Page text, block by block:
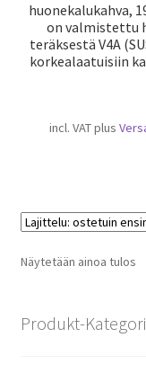
huonekalukahva,
on valmistettu
teräksestä V4A
korkealaatuisiin
incl. VATplus
Näytetään ainoa tulos
Produkt-